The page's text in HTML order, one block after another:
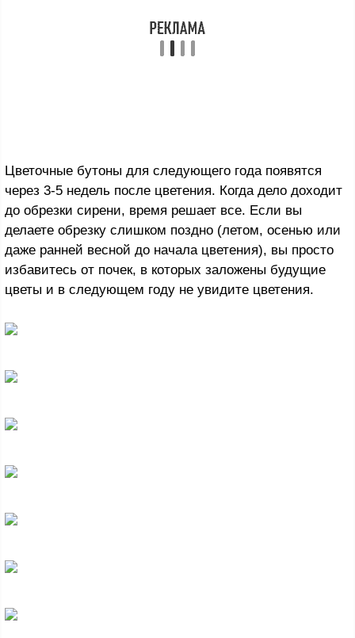
Цветочные бутоны для следующего года появятся
через 3-5 недель после цветения. Когда дело доходит
до обрезки сирени, время решает все. Если вы
делаете обрезку слишком поздно (летом, осенью или
даже ранней весной до начала цветения), вы просто
избавитесь от почек, в которых заложены будущие
цветы и в следующем году не увидите цветения.